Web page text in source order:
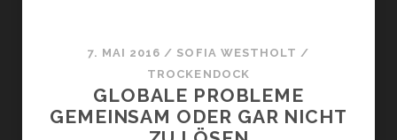
7. MAI 2016 / SOFIA WESTHOLT /
TROCKENDOCK
GLOBALE PROBLEME
GEMEINSAM ODER GAR NICHT